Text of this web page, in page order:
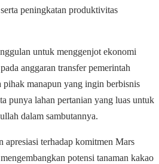
peningkatan produktivitas
untuk menggenjot ekonomi
anggaran transfer pemerintah
pihak manapun yang ingin berbisnis
punya lahan pertanian yang luas untuk
dalam sambutannya.
apresiasi terhadap komitmen Mars
potensi tanaman kakao